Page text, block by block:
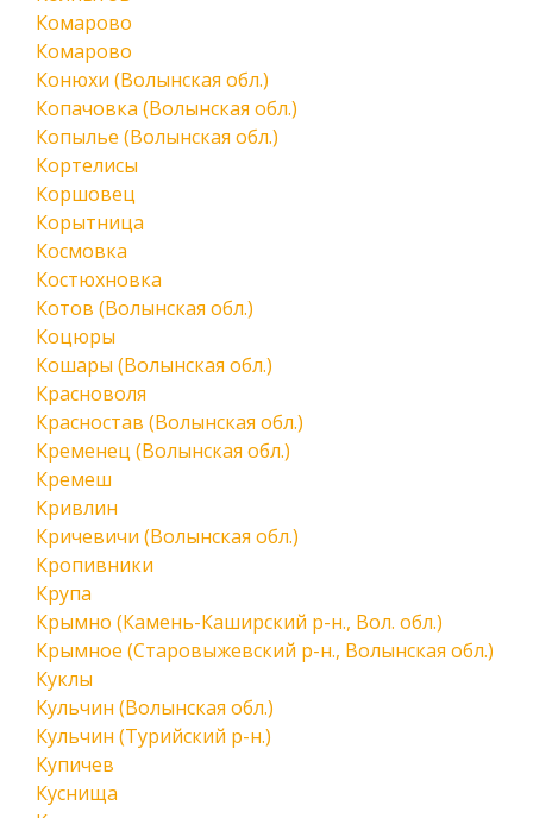
Комарово
Комарово
Конюхи (Волынская обл.)
Копачовка (Волынская обл.)
Копылье (Волынская обл.)
Кортелисы
Коршовец
Корытница
Космовка
Костюхновка
Котов (Волынская обл.)
Коцюры
Кошары (Волынская обл.)
Красноволя
Красностав (Волынская обл.)
Кременец (Волынская обл.)
Кремеш
Кривлин
Кричевичи (Волынская обл.)
Кропивники
Крупа
Крымно (Камень-Каширский р-н., Вол. обл.)
Крымное (Старовыжевский р-н., Волынская обл.)
Куклы
Кульчин (Волынская обл.)
Кульчин (Турийский р-н.)
Купичев
Куснища